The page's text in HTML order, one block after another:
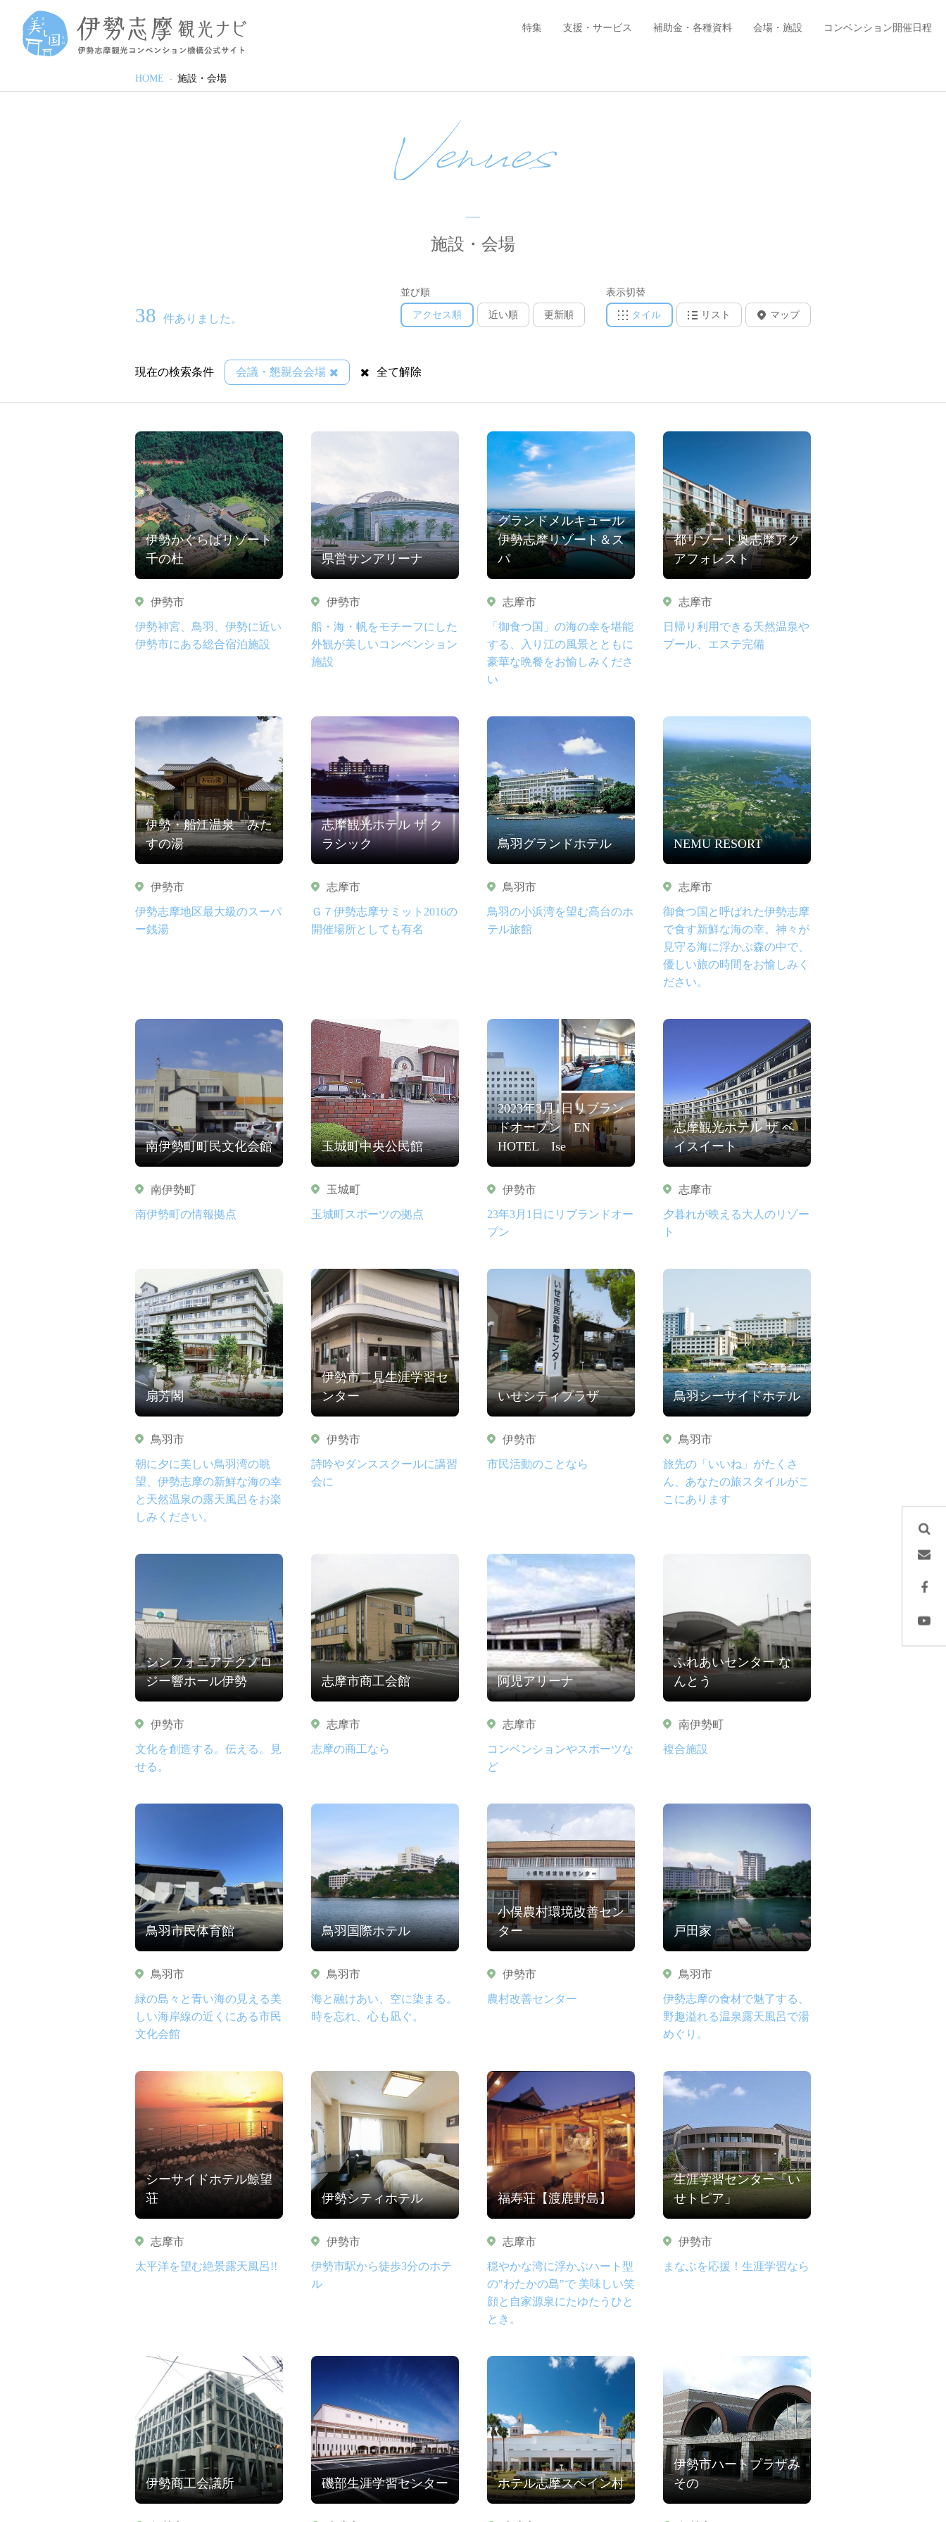
特集 支援・サービス 補助金・各種資料 会場・施設 コンベンション開催日程
HOME 施設・会場
Venues
施設・会場
38 件ありました。
並び順
アクセス順 近い順 更新順
表示切替
タイル リスト マップ
現在の検索条件 会議・懇親会会場 全て解除
伊勢かぐらばリゾート
千の杜
伊勢市
伊勢神宮、鳥羽、伊勢に近い
伊勢市にある総合宿泊施設
県営サンアリーナ
伊勢市
船・海・帆をモチーフにした
外観が美しいコンベンション
施設
グランドメルキュール
伊勢志摩リゾート＆ス
パ
志摩市
「御食つ国」の海の幸を堪能
する、入り江の風景とともに
豪華な晩餐をお愉しみくださ
い
都リゾート奥志摩アク
アフォレスト
志摩市
日帰り利用できる天然温泉や
プール、エステ完備
伊勢・船江温泉 みた
すの湯
伊勢市
伊勢志摩地区最大級のスーパ
ー銭湯
志摩観光ホテル ザ ク
ラシック
志摩市
Ｇ７伊勢志摩サミット2016の
開催場所としても有名
鳥羽グランドホテル
鳥羽市
鳥羽の小浜湾を望む高台のホ
テル旅館
NEMU RESORT
志摩市
御食つ国と呼ばれた伊勢志摩
で食す新鮮な海の幸。神々が
見守る海に浮かぶ森の中で、
優しい旅の時間をお愉しみく
ださい。
南伊勢町町民文化会館
南伊勢町
南伊勢町の情報拠点
玉城町中央公民館
玉城町
玉城町スポーツの拠点
2023年3月1日リブラン
ドオープン EN
HOTEL Ise
伊勢市
23年3月1日にリブランドオー
プン
志摩観光ホテル ザ ベ
イスイート
志摩市
夕暮れが映える大人のリゾー
ト
扇芳閣
鳥羽市
朝に夕に美しい鳥羽湾の眺
望、伊勢志摩の新鮮な海の幸
と天然温泉の露天風呂をお楽
しみください。
伊勢市二見生涯学習セ
ンター
伊勢市
詩吟やダンススクールに講習
会に
いせシティプラザ
伊勢市
市民活動のことなら
鳥羽シーサイドホテル
鳥羽市
旅先の「いいね」がたくさ
ん、あなたの旅スタイルがこ
こにあります
シンフォニアテクノロ
ジー響ホール伊勢
伊勢市
文化を創造する。伝える。見
せる。
志摩市商工会館
志摩市
志摩の商工なら
阿児アリーナ
志摩市
コンベンションやスポーツな
ど
ふれあいセンター な
んとう
南伊勢町
複合施設
鳥羽市民体育館
鳥羽市
緑の島々と青い海の見える美
しい海岸線の近くにある市民
文化会館
鳥羽国際ホテル
鳥羽市
海と融けあい、空に染まる。
時を忘れ、心も凪ぐ。
小俣農村環境改善セン
ター
伊勢市
農村改善センター
戸田家
鳥羽市
伊勢志摩の食材で魅了する、
野趣溢れる温泉露天風呂で湯
めぐり。
シーサイドホテル鯨望
荘
志摩市
太平洋を望む絶景露天風呂!!
伊勢シティホテル
伊勢市
伊勢市駅から徒歩3分のホテ
ル
福寿荘【渡鹿野島】
志摩市
穏やかな湾に浮かぶハート型
の"わたかの島"で 美味しい笑
顔と自家源泉にたゆたうひと
とき。
生涯学習センター「い
せトピア」
伊勢市
まなぶを応援！生涯学習なら
伊勢商工会議所 磯部生涯学習センター ホテル志摩スペイン村
伊勢市ハートプラザみ
その